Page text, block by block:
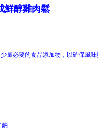
鮮醇雞肉鬆
量必要的食品添加物，以確保風味
鈉